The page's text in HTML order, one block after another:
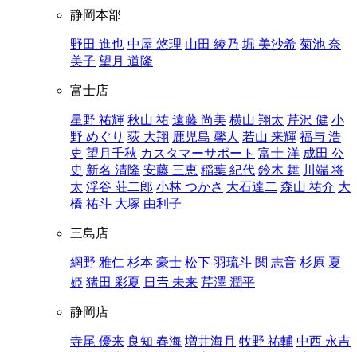
静岡本部
野田 進也 中屋 悠理 山田 綾乃 堀 美沙希 菊池 奈
美子 望月 道隆
富士店
星野 祐輝 秋山 祐 遠藤 尚美 横山 翔太 芹沢 健 小
野 めぐり 荻 大翔 鹿児島 馨人 若山 来輝 福与 浩
史 望月千秋 カスタマーサポート 富士 洋 成田 公
史 新名 清隆 安藤 三恵 稲葉 紀代 鈴木 舞 川端 将
太 浮谷 荘二郎 小林 つかさ 大石達二 森山 祐介 大
橋 祐斗 大塚 由利子
三島店
網野 雅仁 杉本 豪士 松下 羽琉斗 関 志音 杉原 夏
姫 猪田 彩夏 日𠮷 未来 芹澤 潤平
静岡店
寺尾 優来 良知 春海 増井海月 牧野 祐輔 中西 永吉